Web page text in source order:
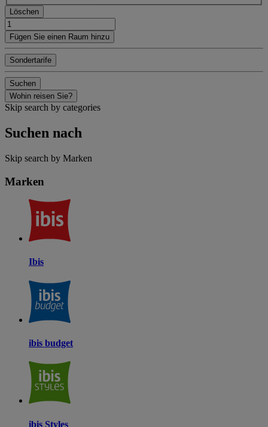
Löschen
Fügen Sie einen Raum hinzu
Sondertarife
Suchen
Wohin reisen Sie?
Skip search by categories
Suchen nach
Skip search by Marken
Marken
Ibis
ibis budget
ibis Styles